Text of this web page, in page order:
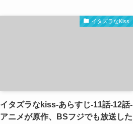
イタズラなKiss
イタズラなkiss-あらすじ-11話-12話-
アニメが原作、BSフジでも放送した